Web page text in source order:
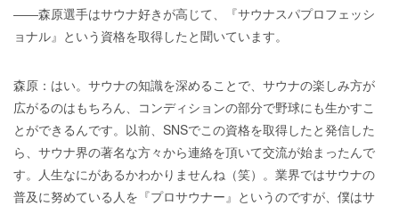
――森原選手はサウナ好きが高じて、『サウナスパプロフェッシ
ョナル』という資格を取得したと聞いています。
森原：はい。サウナの知識を深めることで、サウナの楽しみ方が
広がるのはもちろん、コンディションの部分で野球にも生かすこ
とができるんです。以前、SNSでこの資格を取得したと発信した
ら、サウナ界の著名な方々から連絡を頂いて交流が始まったんで
す。人生なにがあるかわかりませんね（笑）。業界ではサウナの
普及に努めている人を『プロサウナー』というのですが、僕はサ